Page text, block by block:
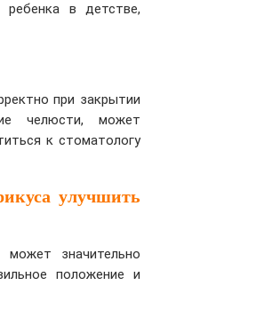
ребенка в детстве,
при закрытии
челюсти, может
к стоматологу
улучшить
может значительно
положение и